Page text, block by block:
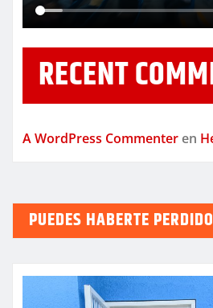
RECENT
A WordPress Commenter en
PUEDES HABERTE PERDIDO